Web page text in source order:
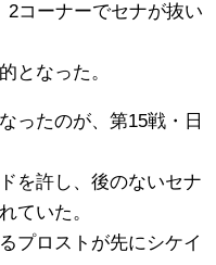
2コーナーでセナが抜い
となった。
ったのが、第15戦・日
を許し、後のないセナ
ていた。
プロストが先にシケイ